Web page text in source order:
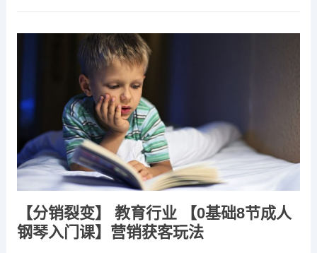
【分销裂变】 教育行业 【0基础8节成人
钢琴入门课】营销获客玩法